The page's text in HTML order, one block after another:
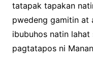
tatapak tapakan
pwedeng gamitin at
ibubuhos natin lahat
pagtatapos ni